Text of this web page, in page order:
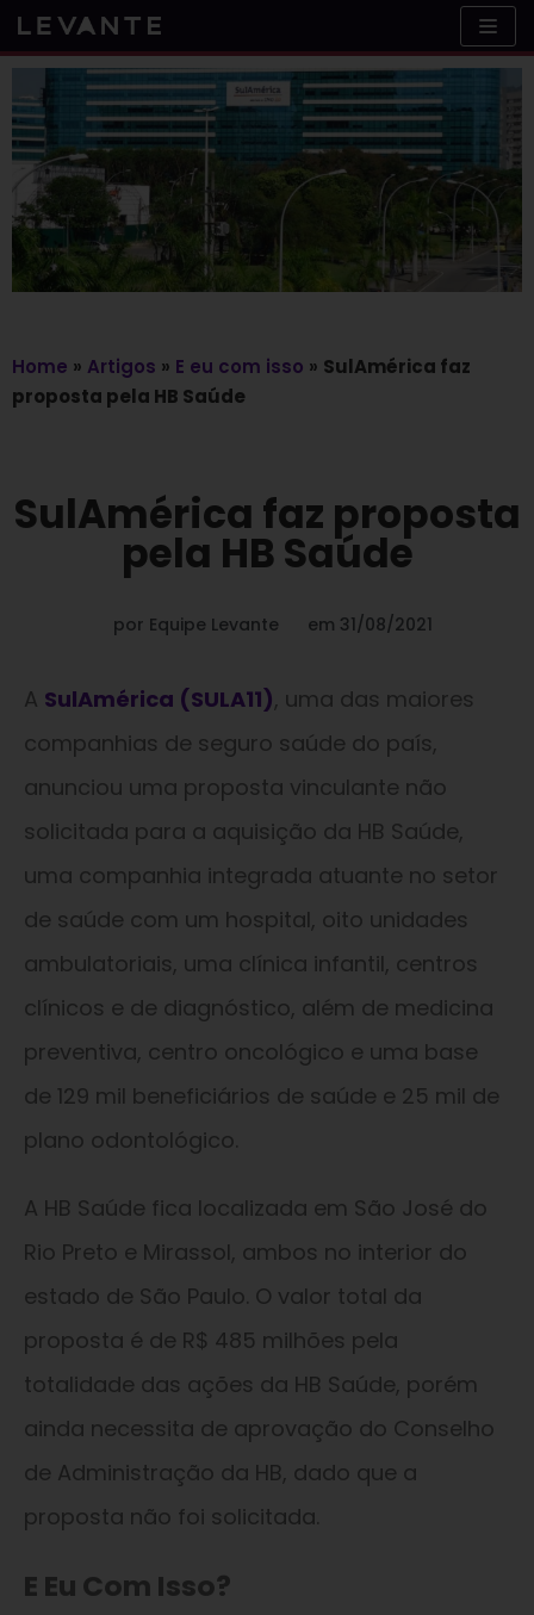
Skip
to
content
Home » Artigos » E eu com isso » SulAmérica faz
proposta pela HB Saúde
SulAmérica faz proposta
pela HB Saúde
por Equipe Levante em 31/08/2021
A SulAmérica (SULA11), uma das maiores
companhias de seguro saúde do país,
anunciou uma proposta vinculante não
solicitada para a aquisição da HB Saúde,
uma companhia integrada atuante no setor
de saúde com um hospital, oito unidades
ambulatoriais, uma clínica infantil, centros
clínicos e de diagnóstico, além de medicina
preventiva, centro oncológico e uma base
de 129 mil beneficiários de saúde e 25 mil de
plano odontológico.
A HB Saúde fica localizada em São José do
Rio Preto e Mirassol, ambos no interior do
estado de São Paulo. O valor total da
proposta é de R$ 485 milhões pela
totalidade das ações da HB Saúde, porém
ainda necessita de aprovação do Conselho
de Administração da HB, dado que a
proposta não foi solicitada.
E Eu Com Isso?